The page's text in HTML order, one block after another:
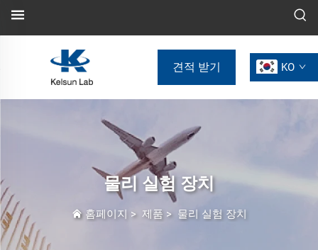
견적 받기 KO
물리 실험 장치
홈페이지 > 제품 > 물리 실험 장치